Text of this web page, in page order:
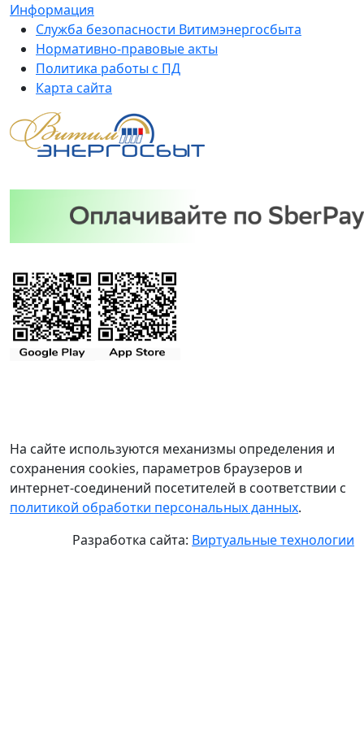
Информация
Служба безопасности Витимэнергосбыта
Нормативно-правовые акты
Политика работы с ПД
Карта сайта
На сайте используются механизмы определения и
сохранения cookies, параметров браузеров и
интернет-соединений посетителей в соответствии с
политикой обработки персональных данных.
Разработка сайта: Виртуальные технологии